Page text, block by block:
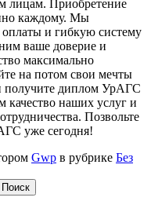
лицам. Приобретение
каждому. Мы
оплаты и гибкую систему
ваше доверие и
максимально
на потом свои мечты
получите диплом УрАГС
наших услуг и
Позвольте
уже сегодня!
Gwp в рубрике Без